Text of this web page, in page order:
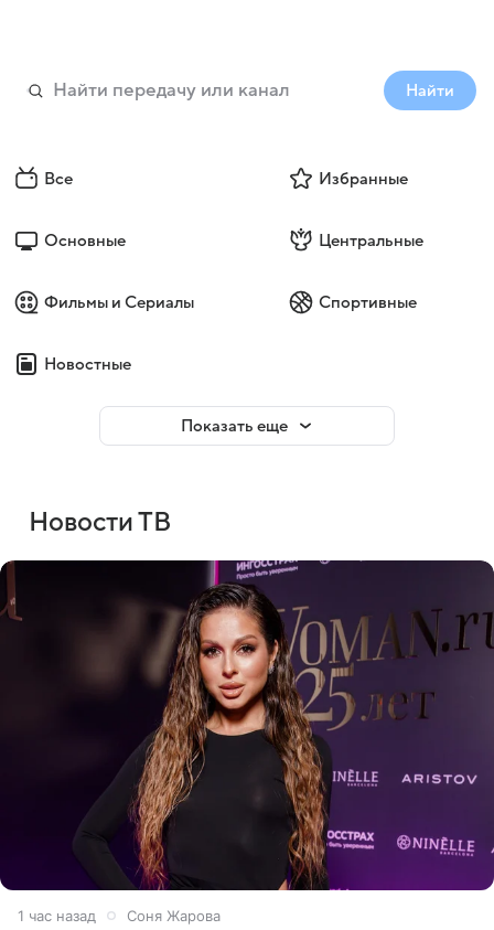
Найти
Все Избранные
Основные Центральные
Фильмы и Сериалы Спортивные
Новостные
Показать еще
Новости ТВ
1 час назад Соня Жарова